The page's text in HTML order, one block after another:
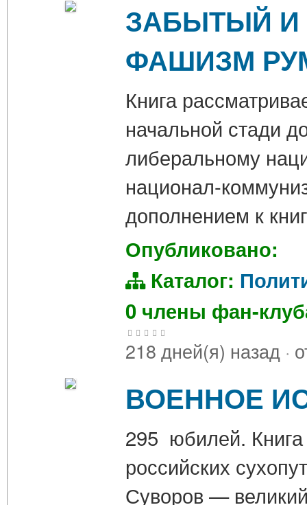
ЗАБЫТЫЙ
ФАШИЗМ
Книга
начальной стади
либеральному
национал-
дополнением к
Опубликовано:
Каталог:
0 члены фан-
218 дней(я) назад ·
ВОЕННОЕ
295 юбилей. Книга
российских
Суворов —